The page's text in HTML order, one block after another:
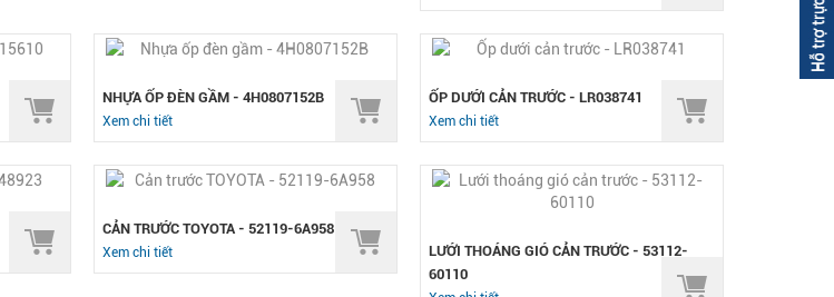
NHỰA ỐP ĐÈN GẦM - 4H0807152B
Xem chi tiết
ỐP DƯỚI CẢN TRƯỚC - LR038741
Xem chi tiết
CẢN TRƯỚC TOYOTA - 52119-6A958
Xem chi tiết
LƯỚI THOÁNG GIÓ CẢN TRƯỚC - 53112-
60110